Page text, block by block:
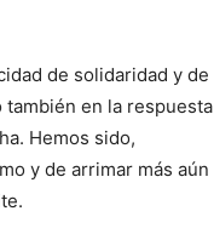
de solidaridad y de
en la respuesta
Hemos sido,
y de arrimar más aún